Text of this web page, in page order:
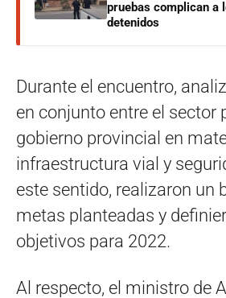
pruebas complican a
detenidos
Durante el encuentro,
en conjunto entre el sector
gobierno provincial en
infraestructura vial y
este sentido, realizaron un
metas planteadas y
objetivos para 2022.
Al respecto, el ministro de